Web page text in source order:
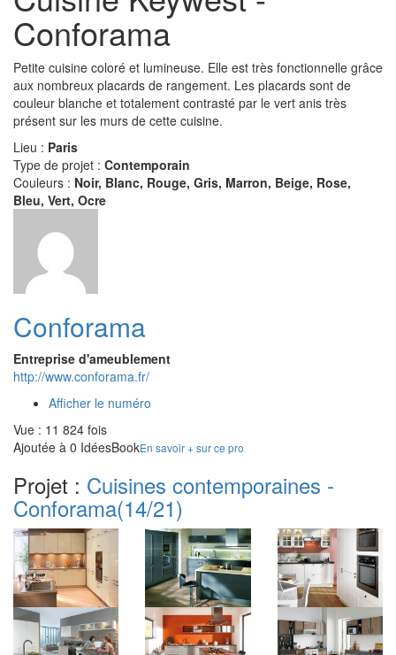
Conforama
Petite cuisine coloré et lumineuse. Elle est très fonctionnelle grâce
aux nombreux placards de rangement. Les placards sont de
couleur blanche et totalement contrasté par le vert anis très
présent sur les murs de cette cuisine.
Lieu : Paris
Type de projet : Contemporain
Couleurs : Noir, Blanc, Rouge, Gris, Marron, Beige, Rose,
Bleu, Vert, Ocre
Conforama
Entreprise d'ameublement
http://www.conforama.fr/
Afficher le numéro
Vue : 11 824 fois
Ajoutée à 0 IdéesBookEn savoir + sur ce pro
Projet : Cuisines contemporaines -
Conforama(14/21)